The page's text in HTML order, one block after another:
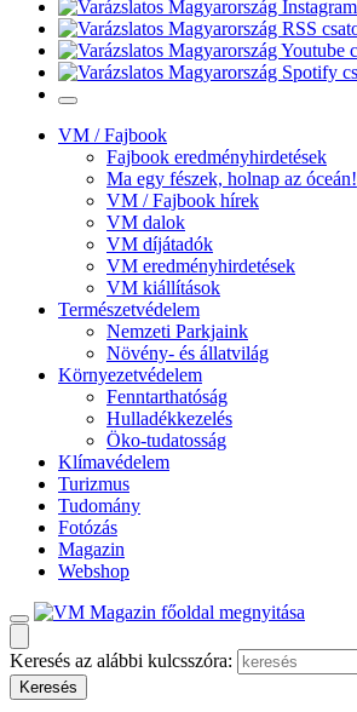
VM / Fajbook
Fajbook eredményhirdetések
Ma egy fészek, holnap az óceán!
VM / Fajbook hírek
VM dalok
VM díjátadók
VM eredményhirdetések
VM kiállítások
Természetvédelem
Nemzeti Parkjaink
Növény- és állatvilág
Környezetvédelem
Fenntarthatóság
Hulladékkezelés
Öko-tudatosság
Klímavédelem
Turizmus
Tudomány
Fotózás
Magazin
Webshop
Keresés az alábbi kulcsszóra: